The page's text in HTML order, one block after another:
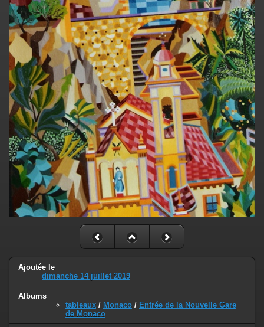
Ajoutée le
dimanche 14 juillet 2019
Albums
tableaux / Monaco / Entrée de la Nouvelle Gare
de Monaco